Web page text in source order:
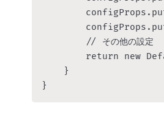
        // その他の設定
return new
    }